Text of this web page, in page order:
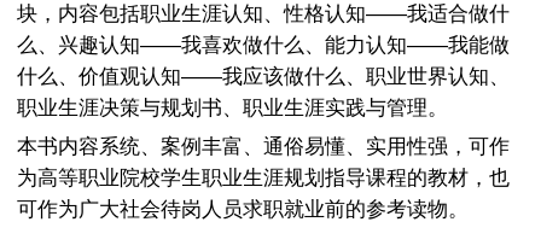
块，内容包括职业生涯认知、性格认知——我适合做什
么、兴趣认知——我喜欢做什么、能力认知——我能做
什么、价值观认知——我应该做什么、职业世界认知、
职业生涯决策与规划书、职业生涯实践与管理。
本书内容系统、案例丰富、通俗易懂、实用性强，可作
为高等职业院校学生职业生涯规划指导课程的教材，也
可作为广大社会待岗人员求职就业前的参考读物。